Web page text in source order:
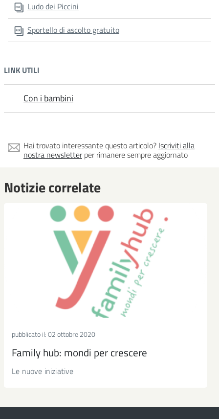
Ludo dei Piccini
Sportello di ascolto gratuito
LINK UTILI
Con i bambini
Hai trovato interessante questo articolo? Iscriviti alla
nostra newsletterper rimanere sempre aggiornato
Notizie correlate
pubblicato il:02 ottobre 2020
Family hub: mondi per crescere
Le nuove iniziative